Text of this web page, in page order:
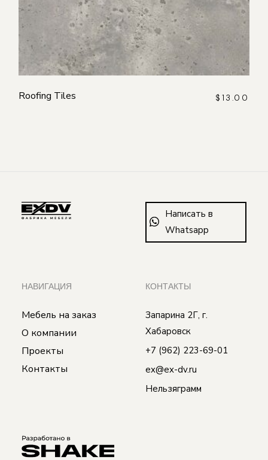
Roofing Tiles $ 13.00
Написать в
Whatsapp
НАВИГАЦИЯ
Мебель на заказ
О компании
Проекты
Контакты
КОНТАКТЫ
Запарина 2Г, г.
Хабаровск
+7 (962) 223-69-01
ex@ex-dv.ru
Нельзяграмм